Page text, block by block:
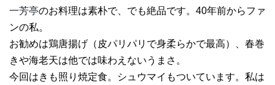
一芳亭のお料理は素朴で、でも絶品です。40年前からファ
ンの私。
お勧めは鶏唐揚げ（皮パリパリで身柔らかで最高）、春巻
きや海老天は他では味わえないうまさ。
今回はきも照り焼定食。シュウマイもついています。私は